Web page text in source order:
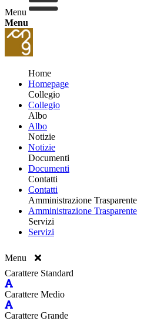
Menu
Menu
Home
Homepage
Collegio
Collegio
Albo
Albo
Notizie
Notizie
Documenti
Documenti
Contatti
Contatti
Amministrazione Trasparente
Amministrazione Trasparente
Servizi
Servizi
Menu
Carattere Standard
Carattere Medio
Carattere Grande